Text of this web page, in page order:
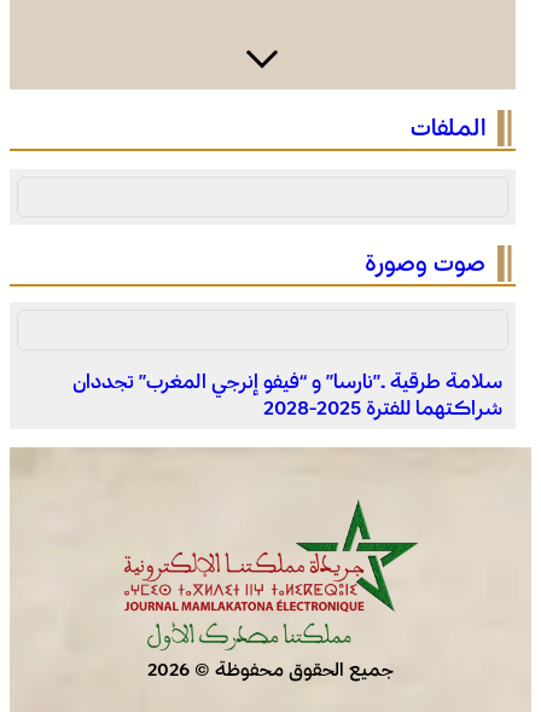
فينيسيوس جونيور يمدد عقده مع ريال مدريد حتى 2032
انطلاق الدورة الأولى من مهرجان السعيدية للموسيقى
الملفات
صوت وصورة
سلامة طرقية ..”نارسا” و “فيفو إنرجي المغرب” تجددان
شراكتهما للفترة 2025-2028
جميع الحقوق محفوظة © 2026